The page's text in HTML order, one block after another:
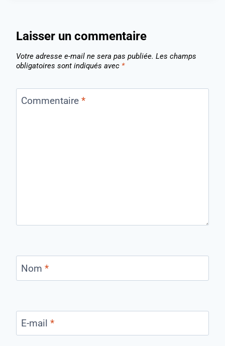
Laisser un commentaire
Votre adresse e-mail ne sera pas publiée. Les champs
obligatoires sont indiqués avec *
Commentaire *
Nom *
E-mail *